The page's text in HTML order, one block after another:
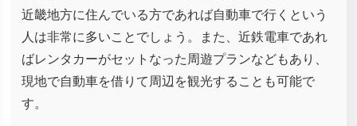
近畿地方に住んでいる方であれば自動車で行くという
人は非常に多いことでしょう。また、近鉄電車であれ
ばレンタカーがセットなった周遊プランなどもあり、
現地で自動車を借りて周辺を観光することも可能で
す。